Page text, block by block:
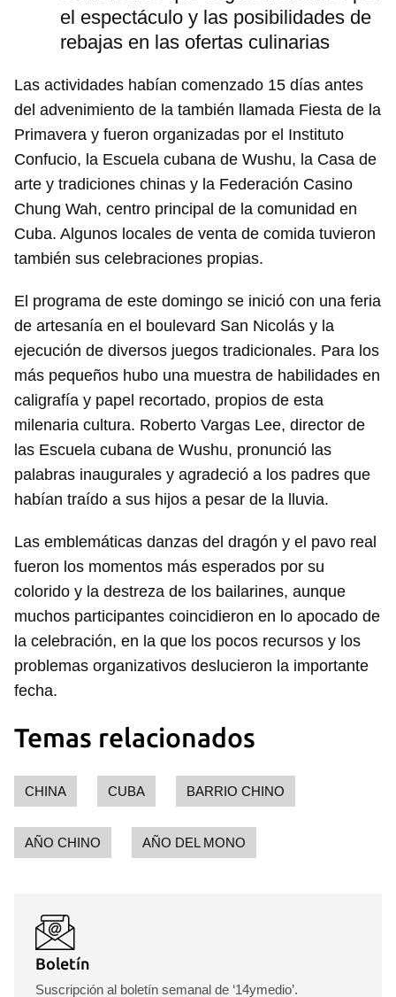
el espectáculo y las posibilidades de
rebajas en las ofertas culinarias
Las actividades habían comenzado 15 días antes
del advenimiento de la también llamada Fiesta de la
Primavera y fueron organizadas por el Instituto
Confucio, la Escuela cubana de Wushu, la Casa de
arte y tradiciones chinas y la Federación Casino
Chung Wah, centro principal de la comunidad en
Cuba. Algunos locales de venta de comida tuvieron
también sus celebraciones propias.
El programa de este domingo se inició con una feria
de artesanía en el boulevard San Nicolás y la
ejecución de diversos juegos tradicionales. Para los
más pequeños hubo una muestra de habilidades en
caligrafía y papel recortado, propios de esta
milenaria cultura. Roberto Vargas Lee, director de
las Escuela cubana de Wushu, pronunció las
palabras inaugurales y agradeció a los padres que
habían traído a sus hijos a pesar de la lluvia.
Las emblemáticas danzas del dragón y el pavo real
fueron los momentos más esperados por su
colorido y la destreza de los bailarines, aunque
muchos participantes coincidieron en lo apocado de
la celebración, en la que los pocos recursos y los
problemas organizativos deslucieron la importante
fecha.
Temas relacionados
CHINA CUBA BARRIO CHINO
AÑO CHINO AÑO DEL MONO
Boletín
Suscripción al boletín semanal de ‘14ymedio’.